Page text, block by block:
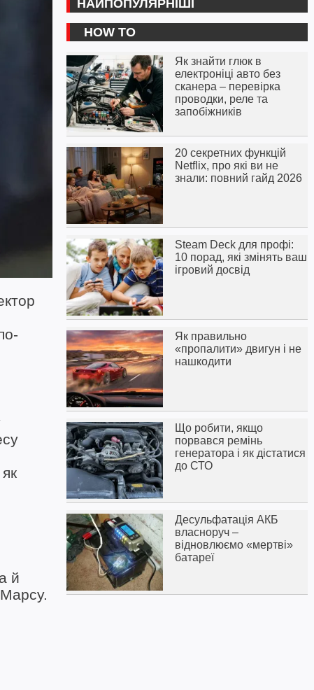
й
Марсу.
НАЙПОПУЛЯРНІШІ
HOW TO
Як знайти глюк в
електроніці авто без
сканера – перевірка
проводки, реле та
запобіжників
20 секретних функцій
Netflix, про які ви не
знали: повний гайд 2026
Steam Deck для профі:
10 порад, які змінять ваш
ігровий досвід
Як правильно
«пропалити» двигун і не
нашкодити
Що робити, якщо
порвався ремінь
генератора і як дістатися
до СТО
Десульфатація АКБ
власноруч –
відновлюємо «мертві»
батареї